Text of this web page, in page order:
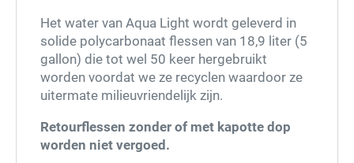
Het water van Aqua Light wordt geleverd in
solide polycarbonaat flessen van 18,9 liter (5
gallon) die tot wel 50 keer hergebruikt
worden voordat we ze recyclen waardoor ze
uitermate milieuvriendelijk zijn.
Retourflessen zonder of met kapotte dop
worden niet vergoed.